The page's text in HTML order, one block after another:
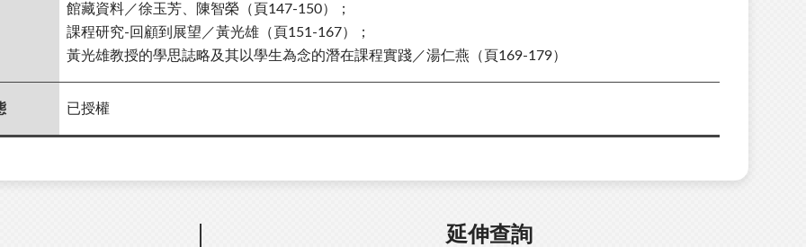
館藏資料／徐玉芳、陳智榮（頁147-150）；
課程研究-回顧到展望／黃光雄（頁151-167）；
黃光雄教授的學思誌略及其以學生為念的潛在課程實踐／湯仁燕（頁169-179）
已授權
延伸查詢